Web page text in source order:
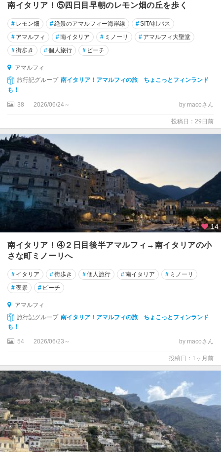
リ
ピ
チ
ェ
ー
ノ
ア
シ
ア
ブ
ル
ッ
ツ
ォ
州
マ
ル
フ
ア
タ
ム
ラ
ア
レ
ッ
ツ
オ
南イタリア！⑤四日目早朝のレモン畑の丘を歩く
# レモン畑 #絶景のアマルフィー海岸線 #SITA社バス
# アマルフィ #南イタリア # ミノーリ # アマルフィ大聖堂
#街歩き #個人旅行 # ビーチ
アマルフィ
旅行記グループ 南イタリア！アマルフィの旅 ちょこっとフィンランド
も！
38 2026/06/24～ by macoさん
投稿日：29日前
14
南イタリア！④２日目後半アマルフィ→南イタリアの小
さな町ミノーリへ
# イタリア #街歩き #個人旅行 #南イタリア # ミノーリ
#夜景 # ビーチ
アマルフィ
旅行記グループ 南イタリア！アマルフィの旅 ちょこっとフィンランド
も！
54 2026/06/23～ by macoさん
投稿日：1ヶ月前